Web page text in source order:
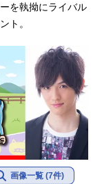
を執拗にライバル
ト。
画像一覧 (7件)